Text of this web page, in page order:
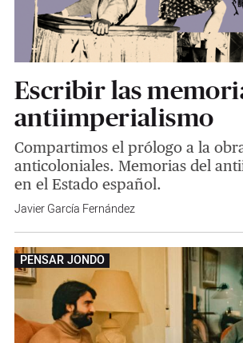
Escribir las
antiimperialismo
Compartimos el prólogo a la
anticoloniales. Memorias del
en el Estado español.
Javier García Fernández
PENSAR JONDO